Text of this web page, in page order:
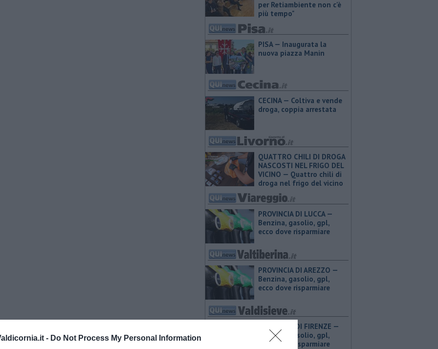
- Do Not Process My Personal Information
per Retiambiente non c'è
più tempo"
PISA — Inaugurata la
nuova piazza Manin
CECINA — Coltiva e vende
droga, coppia arrestata
QUATTRO CHILI DI DROGA
NASCOSTI NEL FRIGO DEL
VICINO — Quattro chili di
droga nel frigo del vicino
PROVINCIA DI LUCCA — ​
Benzina, gasolio, gpl,
ecco dove risparmiare
PROVINCIA DI AREZZO — ​
Benzina, gasolio, gpl,
ecco dove risparmiare
PROVINCIA DI FIRENZE — ​
Benzina, gasolio, gpl,
ecco dove risparmiare